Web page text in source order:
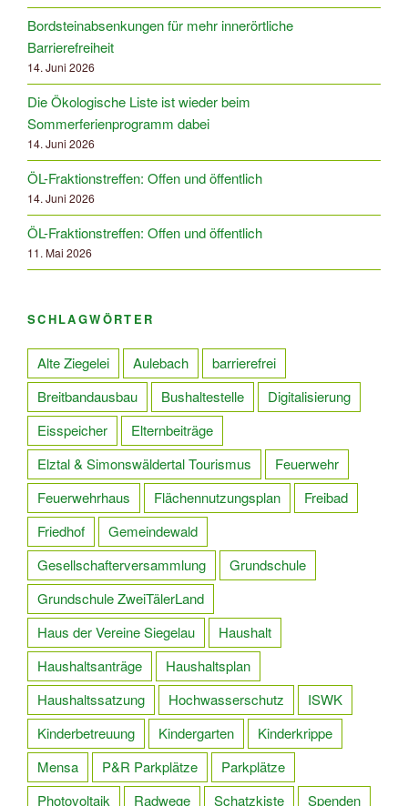
Bordsteinabsenkungen für mehr innerörtliche
Barrierefreiheit
14. Juni 2026
Die Ökologische Liste ist wieder beim
Sommerferienprogramm dabei
14. Juni 2026
ÖL-Fraktionstreffen: Offen und öffentlich
14. Juni 2026
ÖL-Fraktionstreffen: Offen und öffentlich
11. Mai 2026
SCHLAGWÖRTER
Alte Ziegelei Aulebach
barrierefrei
Breitbandausbau
Bushaltestelle
Digitalisierung
Eisspeicher
Elternbeiträge
Elztal & Simonswäldertal Tourismus
Feuerwehr
Feuerwehrhaus
Flächennutzungsplan
Freibad
Friedhof
Gemeindewald
Gesellschafterversammlung
Grundschule
Grundschule ZweiTälerLand
Haus der Vereine Siegelau
Haushalt
Haushaltsanträge
Haushaltsplan
Haushaltssatzung
Hochwasserschutz
ISWK
Kinderbetreuung
Kindergarten
Kinderkrippe
Mensa
P&R Parkplätze
Parkplätze
Photovoltaik
Radwege Schatzkiste Spenden